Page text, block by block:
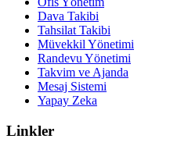
Dava Takibi
Tahsilat Takibi
Müvekkil Yönetimi
Randevu Yönetimi
Takvim ve Ajanda
Mesaj Sistemi
Yapay Zeka
Linkler